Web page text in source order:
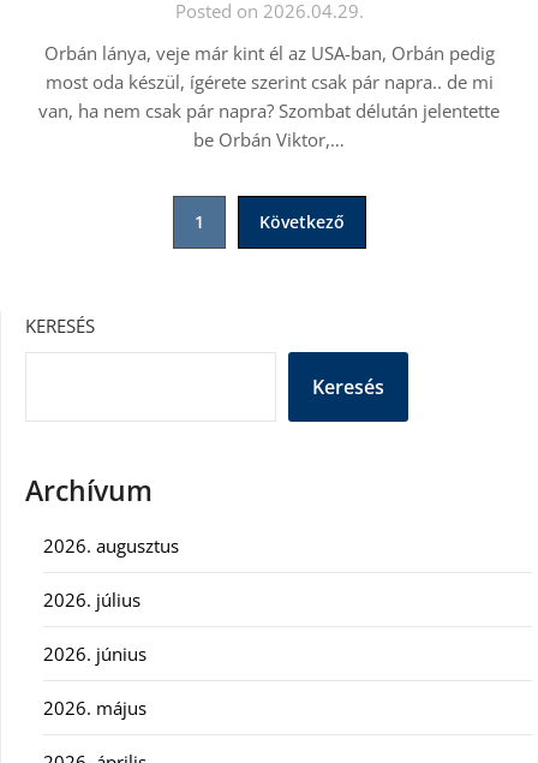
Posted on 2026.04.29.
Orbán lánya, veje már kint él az USA-ban, Orbán pedig
most oda készül, ígérete szerint csak pár napra.. de mi
van, ha nem csak pár napra? Szombat délután jelentette
be Orbán Viktor,…
1 Következő
KERESÉS
Keresés
Archívum
2026. augusztus
2026. július
2026. június
2026. május